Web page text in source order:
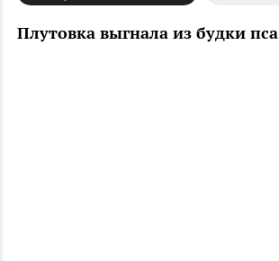
Плутовка выгнала из будки пса